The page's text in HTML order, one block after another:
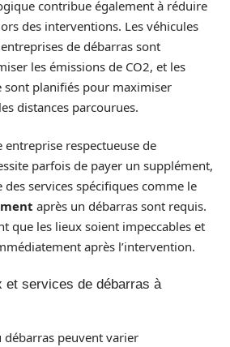
contribue également à réduire
des interventions. Les véhicules
de débarras sont
les émissions de CO2, et les
sont planifiés pour maximiser
distances parcourues.
respectueuse de
parfois de payer un supplément,
services spécifiques comme le
après un débarras sont requis.
que les lieux soient impeccables et
après l’intervention.
et services de débarras à
débarras peuvent varier